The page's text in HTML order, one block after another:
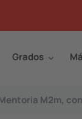
Grados
M2m,